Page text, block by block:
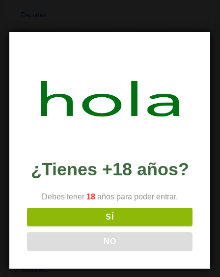
Deportes
Dispensario
Extracciones
Industria
Institutos
Literatura
Materiales
Medicina
¿Tienes +18 años?
Debes tener 18 años para poder entrar.
SÍ
NO